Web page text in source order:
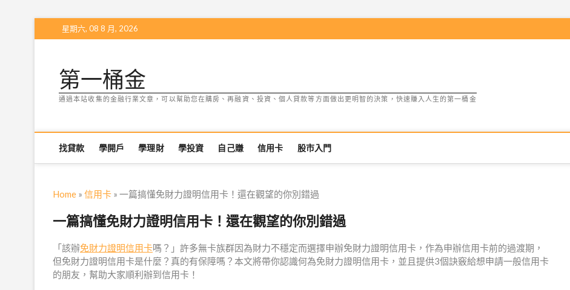
to
星期六, 08 8 月, 2026
第一桶金
通過本站收集的金融行業文章，可以幫助您在購房、再融資、投資、個人貸款等方面做出更明智的決策，快速賺入人生的第一桶金
找貸款 學開戶 學理財 學投資 自己賺 信用卡 股市入門
Home » 信用卡 » 一篇搞懂免財力證明信用卡！還在觀望的你別錯過
一篇搞懂免財力證明信用卡！還在觀望的你別錯過
「該辦免財力證明信用卡嗎？」許多無卡族群因為財力不穩定而選擇申辦免財力證明信用卡，作為申辦信用卡前的過渡期，
但免財力證明信用卡是什麼？真的有保障嗎？本文將帶你認識何為免財力證明信用卡，並且提供3個訣竅給想申請一般信用卡
的朋友，幫助大家順利辦到信用卡！